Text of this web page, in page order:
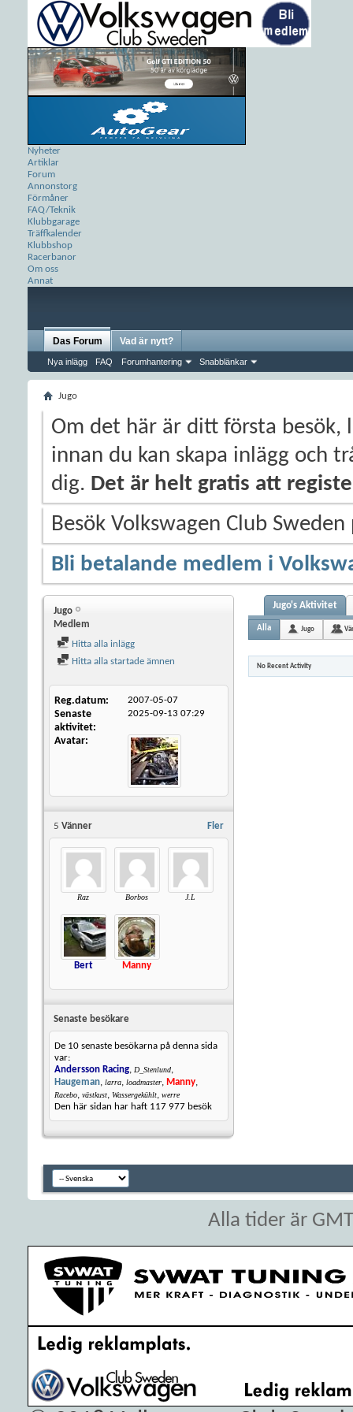
Nyheter
Artiklar
Forum
Annonstorg
Förmåner
FAQ/Teknik
Klubbgarage
Träffkalender
Klubbshop
Racerbanor
Om oss
Annat
Das Forum
Nya inlägg FAQ Forumhantering Snabblänkar
Vad är nytt?
Jugo
Om det här är ditt första besök,
innan du kan skapa inlägg och
dig. Det är helt gratis att
Besök Volkswagen Club
Bli betalande medlem i
Jugo
Medlem
Hitta alla inlägg
Hitta alla startade ämnen
Reg.datum 2007-05-07
Senaste
aktivitet
2025-09-13 07:29
Avatar
Fler
5 Vänner
Raz Borbos J.L
Bert Manny
Senaste besökare
De 10 senaste besökarna på denna sida
var:
Andersson Racing, D_Stenlund,
Haugeman, larra, loadmaster, Manny,
Racebo, västkust, Wassergekühlt, werre
Den här sidan har haft 117 977 besök
Jugo's Aktivitet
Alla Jugo
No Recent Activity
Alla tider är